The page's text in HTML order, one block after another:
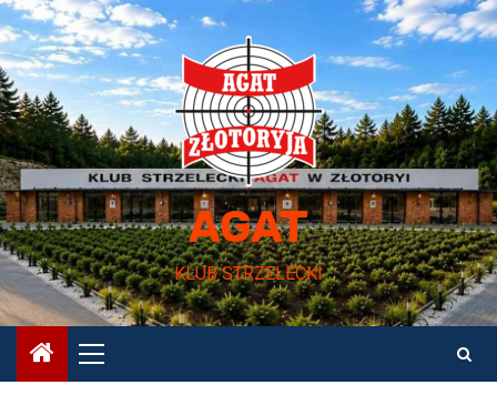
Przejdź
do
treści
AGAT
KLUB STRZELECKI
Menu
główne